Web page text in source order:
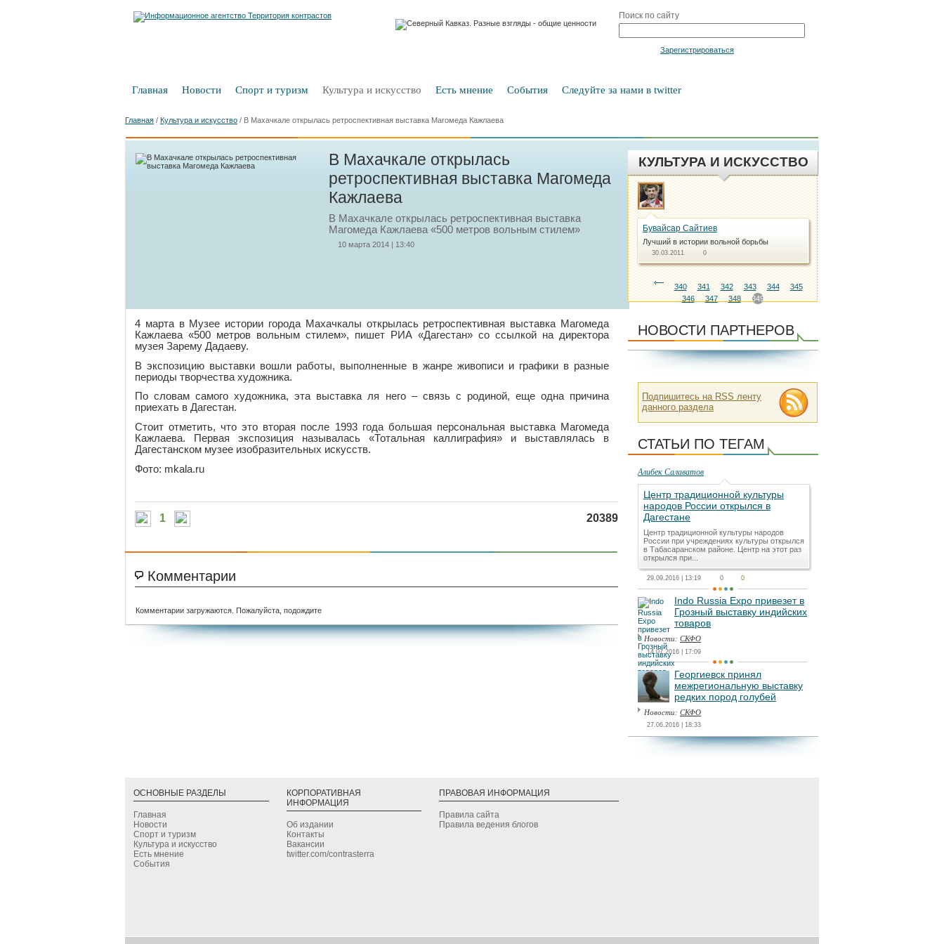
Поиск по сайту
Зарегистрироваться
Главная Новости Спорт и туризм Культура и искусство Есть мнение События Следуйте за нами в twitter
Главная / Культура и искусство / В Махачкале открылась ретроспективная выставка Магомеда Кажлаева
В Махачкале открылась
ретроспективная выставка Магомеда
Кажлаева
В Махачкале открылась ретроспективная выставка
Магомеда Кажлаева «500 метров вольным стилем»
10 марта 2014 | 13:40
4 марта в Музее истории города Махачкалы открылась ретроспективная выставка Магомеда
Кажлаева «500 метров вольным стилем», пишет РИА «Дагестан» со ссылкой на директора
музея Зарему Дадаеву.
В экспозицию выставки вошли работы, выполненные в жанре живописи и графики в разные
периоды творчества художника.
По словам самого художника, эта выставка ля него – связь с родиной, еще одна причина
приехать в Дагестан.
Стоит отметить, что это вторая после 1993 года большая персональная выставка Магомеда
Кажлаева. Первая экспозиция называлась «Тотальная каллиграфия» и выставлялась в
Дагестанском музее изобразительных искусств.
Фото: mkala.ru
1 20389
Комментарии
Комментарии загружаются. Пожалуйста, подождите
КУЛЬТУРА И ИСКУССТВО
Бувайсар Сайтиев
Лучший в истории вольной борьбы
30.03.2011 0
340 341 342 343 344
345
346
347 348 349
НОВОСТИ ПАРТНЕРОВ
Подпишитесь на RSS ленту
данного раздела
СТАТЬИ ПО ТЕГАМ
Алибек Салаватов
Центр традиционной культуры
народов России открылся в
Дагестане
Центр традиционной культуры народов
России при учреждениях культуры открылся
в Табасаранском районе. Центр на этот раз
открылся при...
29.09.2016 | 13:19 0 0
Indo Russia Expo привезет в
Грозный выставку индийских
товаров
Новости: СКФО
14.07.2016 | 17:09
Георгиевск принял
межрегиональную выставку
редких пород голубей
Новости: СКФО
27.06.2016 | 18:33
ОСНОВНЫЕ РАЗДЕЛЫ
Главная
Новости
Спорт и туризм
Культура и искусство
Есть мнение
События
КОРПОРАТИВНАЯ
ИНФОРМАЦИЯ
Об издании
Контакты
Вакансии
twitter.com/contrasterra
ПРАВОВАЯ ИНФОРМАЦИЯ
Правила сайта
Правила ведения блогов